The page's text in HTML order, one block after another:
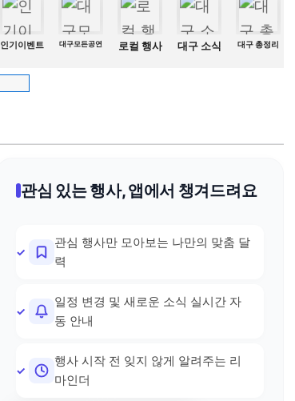
인기이벤트 대구모든공연 로컬 행사 대구 소식 대구 총정리
관심 있는 행사, 앱에서 챙겨드려요
관심 행사만 모아보는 나만의 맞춤 달
력
일정 변경 및 새로운 소식 실시간 자
동 안내
행사 시작 전 잊지 않게 알려주는 리
마인더